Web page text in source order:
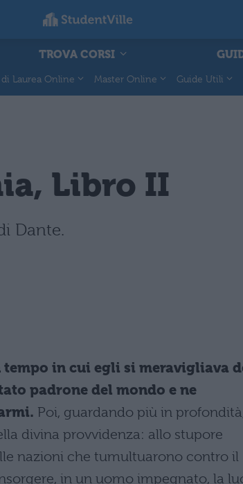
TROVA CORSI
Laurea Online Master Online Guide Utili
Libro II
Dante.
tempo in cui egli si meravigliava
padrone del mondo e ne
Poi, guardando più in
divina provvidenza: allo stupore
nazioni che tumultuarono contro il
in un uomo impegnato, la